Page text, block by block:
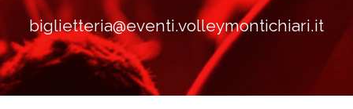
biglietteria@eventi.volleymontichiari.it